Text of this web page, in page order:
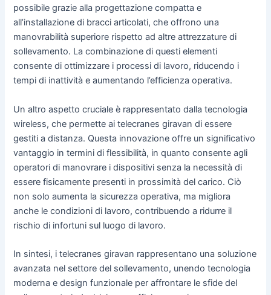
possibile grazie alla progettazione compatta e
all’installazione di bracci articolati, che offrono una
manovrabilità superiore rispetto ad altre attrezzature di
sollevamento. La combinazione di questi elementi
consente di ottimizzare i processi di lavoro, riducendo i
tempi di inattività e aumentando l’efficienza operativa.
Un altro aspetto cruciale è rappresentato dalla tecnologia
wireless, che permette ai telecranes giravan di essere
gestiti a distanza. Questa innovazione offre un significativo
vantaggio in termini di flessibilità, in quanto consente agli
operatori di manovrare i dispositivi senza la necessità di
essere fisicamente presenti in prossimità del carico. Ciò
non solo aumenta la sicurezza operativa, ma migliora
anche le condizioni di lavoro, contribuendo a ridurre il
rischio di infortuni sul luogo di lavoro.
In sintesi, i telecranes giravan rappresentano una soluzione
avanzata nel settore del sollevamento, unendo tecnologia
moderna e design funzionale per affrontare le sfide del